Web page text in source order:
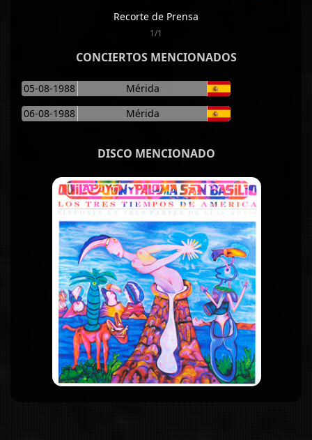
Recorte de Prensa
1/1
CONCIERTOS MENCIONADOS
05-08-1988
Mérida
06-08-1988
Mérida
DISCO MENCIONADO